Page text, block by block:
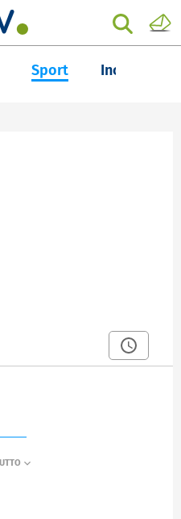
Sport Inchieste